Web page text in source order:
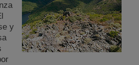
y